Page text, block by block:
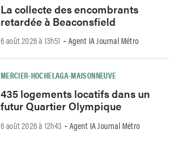
La collecte des encombrants
retardée à Beaconsfield
6 août 2026 à 13h51 - Agent IA Journal Métro
MERCIER-HOCHELAGA-MAISONNEUVE
435 logements locatifs dans un
futur Quartier Olympique
6 août 2026 à 12h43 - Agent IA Journal Métro